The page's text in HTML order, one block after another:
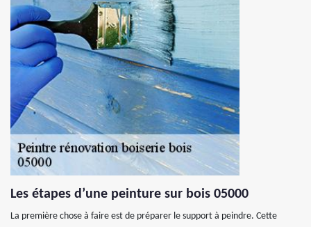
Les étapes d’une peinture sur bois 05000
La première chose à faire est de préparer le support à peindre. Cette